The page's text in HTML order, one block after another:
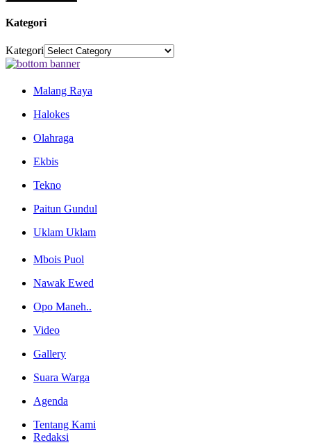
Kategori
Kategori
Malang Raya
Halokes
Olahraga
Ekbis
Tekno
Paitun Gundul
Uklam Uklam
Mbois Puol
Nawak Ewed
Opo Maneh..
Video
Gallery
Suara Warga
Agenda
Tentang Kami
Redaksi